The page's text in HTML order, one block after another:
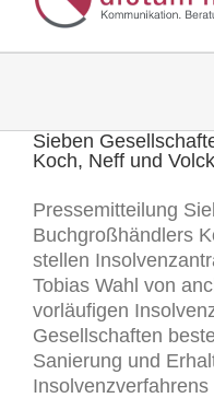
Sieben
Koch, Neff und
Pressemitteilung
Buchgroßhändlers
stellen
Tobias Wahl von
vorläufigen
Gesellschaften
Sanierung und
Insolvenzverfahrens